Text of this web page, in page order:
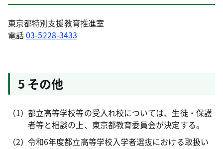
東京都特別支援教育推進室
電話03-5228-3433
5 その他
都立高等学校等の受入れ校については、生徒・保護
者等と相談の上、東京都教育委員会が決定する。
令和6年度都立高等学校入学者選抜における取扱い